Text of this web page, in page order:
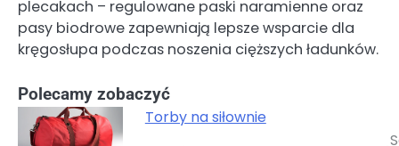
plecakach – regulowane paski naramienne oraz
pasy biodrowe zapewniają lepsze wsparcie dla
kręgosłupa podczas noszenia cięższych ładunków.
Polecamy zobaczyć
Torby na siłownie